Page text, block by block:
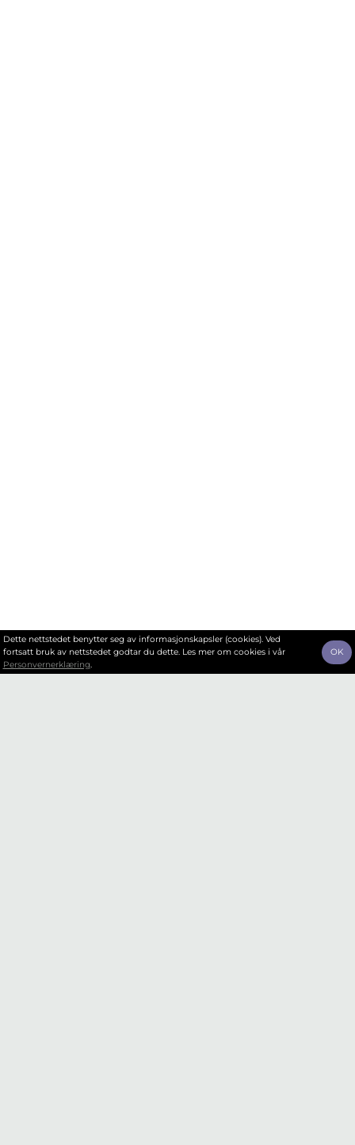
Dette nettstedet benytter seg av informasjonskapsler (cookies). Ved
fortsatt bruk av nettstedet godtar du dette. Les mer om cookies i vår
Personvernerklæring
OK